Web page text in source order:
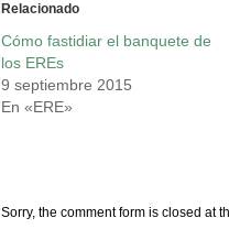
Relacionado
Cómo fastidiar el banquete de
los EREs
9 septiembre 2015
En «ERE»
Sorry, the comment form is closed at